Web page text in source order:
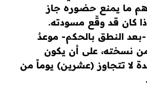
ما يمنع حضوره جاز
كان قد وقّع مسودته.
النطق بالحكم- موعدٌ
نسخته، على أن يكون
لا تتجاوز (عشرين) يوماً من